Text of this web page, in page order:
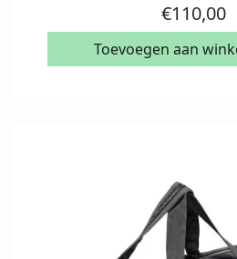
€110,00
Toevoegen aan